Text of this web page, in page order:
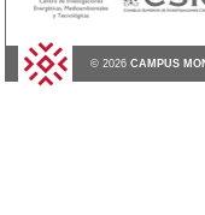
© 2026 CAMPUS